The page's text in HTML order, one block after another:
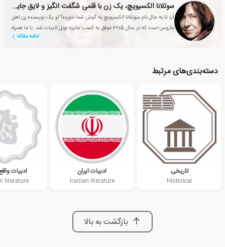
سوتلانا الکسیویچ، یک زن با قلمی شگفت انگیز و لایق جایزه نوبل ادبیات
آیا تا به حال نام سوتلانا الکسیویچ به گوش شما خورده؟ او یک نویسنده زن اهل
بلاروس است که در سال 2015 موفق به کسب جایزه نوبل ادبیات شد. با ما همراه
ادامه مقاله
دسته‌بندی‌های مرتبط
تاریخی
Historical
ادبیات ایران
Iranian literature
ادبیات
literature
بازگشت به بالا